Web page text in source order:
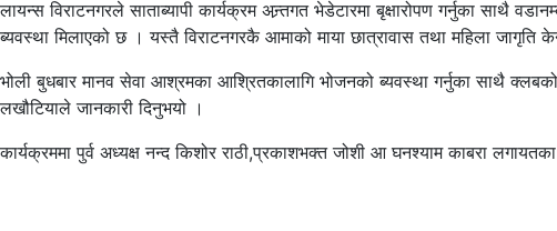
लायन्स विराटनगरले साताब्यापी कार्यक्रम अन्र्तगत भेडेटारमा बृक्षारोपण गर्नुका साथै
ब्यवस्था मिलाएको छ । यस्तै विराटनगरकै आमाको माया छात्रावास तथा महिला जागृति
भोली बुधबार मानव सेवा आश्रमका आश्रितकालागि भोजनको ब्यवस्था गर्नुका साथै
लखौटियाले जानकारी दिनुभयो ।
कार्यक्रममा पुर्व अध्यक्ष नन्द किशोर राठी,प्रकाशभक्त जोशी आ घनश्याम काबरा